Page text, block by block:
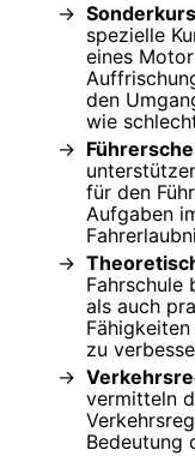
spezielle
eines
den
wie
für den
Aufgaben
Fahrschule
als auch
zu
vermitteln
Bedeutung